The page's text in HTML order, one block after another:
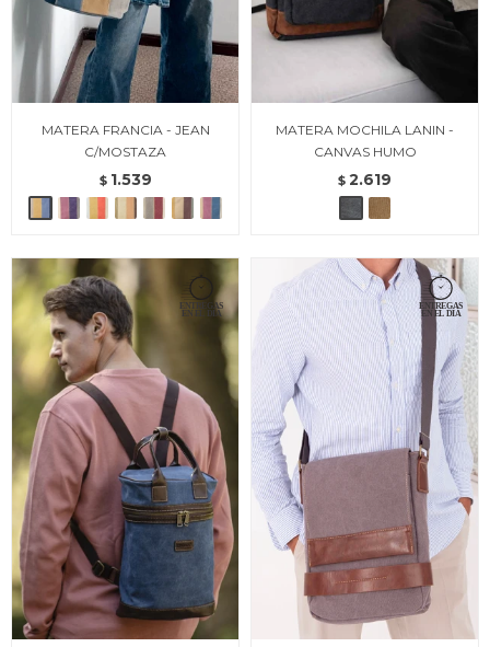
MATERA FRANCIA - JEAN
C/MOSTAZA
$ 1.539
MATERA MOCHILA LANIN -
CANVAS HUMO
$ 2.619